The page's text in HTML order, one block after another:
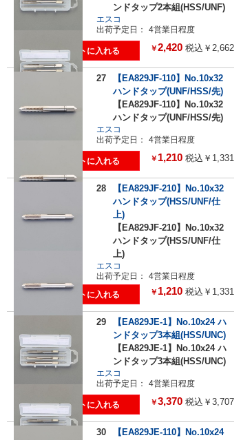
ンドタップ2本組(HSS/UNF)
エスコ
出荷予定日：
4営業日程度
￥2,420 税込￥2,662
27
【EA829JF-110】No.10x32
ハンドタップ(UNF/HSS/先)
【EA829JF-110】No.10x32
ハンドタップ(UNF/HSS/先)
エスコ
出荷予定日：
4営業日程度
￥ 1,210 税込￥1,331
28
【EA829JF-210】No.10x32
ハンドタップ(HSS/UNF/仕
上)
【EA829JF-210】No.10x32
ハンドタップ(HSS/UNF/仕
上)
エスコ
出荷予定日：
4営業日程度
￥ 1,210 税込￥1,331
29
【EA829JE-1】No.10x24 ハ
ンドタップ3本組(HSS/UNC)
【EA829JE-1】No.10x24 ハ
ンドタップ3本組(HSS/UNC)
エスコ
出荷予定日：
4営業日程度
￥3,370 税込￥3,707
30
【EA829JE-110】No.10x24